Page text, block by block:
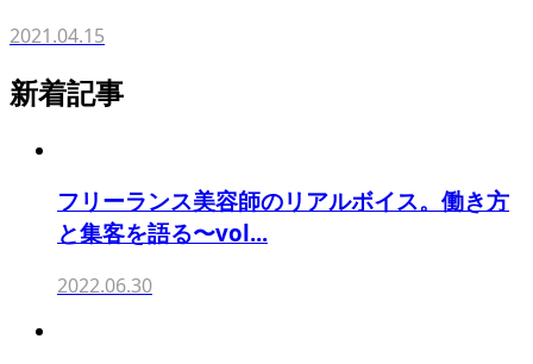
2021.04.15
新着記事
フリーランス美容師のリアルボイス。働き方
と集客を語る〜vol...
2022.06.30